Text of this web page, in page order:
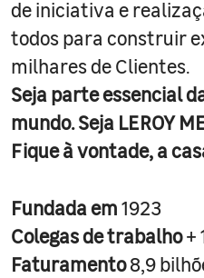
de iniciativa e
todos para construir
milhares de Clientes.
Seja parte essencial
mundo. Seja LEROY
Fique à vontade, a
Fundada em1923
Colegas de trabalho+
Faturamento8,9